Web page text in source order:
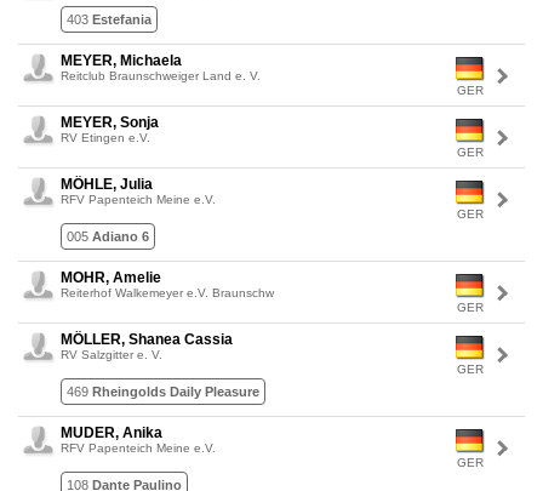
403 Estefania
GER
MEYER, Michaela
Reitclub Braunschweiger Land e. V.
GER
MEYER, Sonja
RV Etingen e.V.
GER
MÖHLE, Julia
RFV Papenteich Meine e.V.
005 Adiano 6
GER
MOHR, Amelie
Reiterhof Walkemeyer e.V. Braunschw
GER
MÖLLER, Shanea Cassia
RV Salzgitter e. V.
469 Rheingolds Daily Pleasure
GER
MUDER, Anika
RFV Papenteich Meine e.V.
108 Dante Paulino